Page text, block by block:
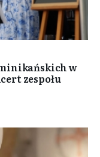
w
zespołu